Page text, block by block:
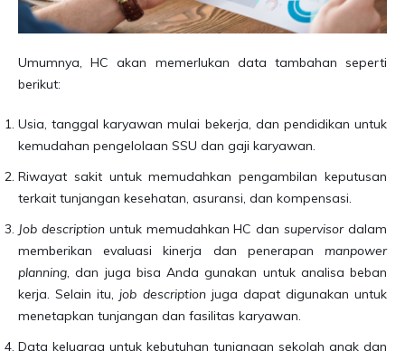
Umumnya, HC akan memerlukan data tambahan seperti
berikut:
Usia, tanggal karyawan mulai bekerja, dan pendidikan untuk
kemudahan pengelolaan SSU dan gaji karyawan.
Riwayat sakit untuk memudahkan pengambilan keputusan
terkait tunjangan kesehatan, asuransi, dan kompensasi.
Job description untuk memudahkan HC dansupervisordalam
memberikan evaluasi kinerja dan penerapan manpower
planning, dan juga bisa Anda gunakan untuk analisa beban
kerja. Selain itu,job descriptionjuga dapat digunakan untuk
menetapkan tunjangan dan fasilitas karyawan.
Data keluarga untuk kebutuhan tunjangan sekolah anak dan